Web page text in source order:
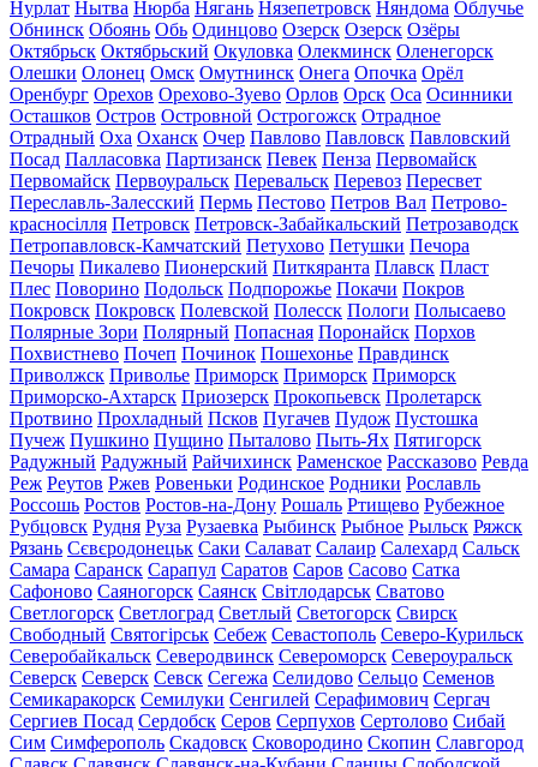
Нурлат Нытва Нюрба Нягань Нязепетровск Няндома Облучье
Обнинск Обоянь Обь Одинцово Озерск Озерск Озёры
Октябрьск Октябрьский Окуловка Олекминск Оленегорск
Олешки Олонец Омск Омутнинск Онега Опочка Орёл
Оренбург Орехов Орехово-Зуево Орлов Орск Оса Осинники
Осташков Остров Островной Острогожск Отрадное
Отрадный Оха Оханск Очер Павлово Павловск Павловский
Посад Палласовка Партизанск Певек Пенза Первомайск
Первомайск Первоуральск Перевальск Перевоз Пересвет
Переславль-Залесский Пермь Пестово Петров Вал Петрово-
красносілля Петровск Петровск-Забайкальский Петрозаводск
Петропавловск-Камчатский Петухово Петушки Печора
Печоры Пикалево Пионерский Питкяранта Плавск Пласт
Плес Поворино Подольск Подпорожье Покачи Покров
Покровск Покровск Полевской Полесск Пологи Полысаево
Полярные Зори Полярный Попасная Поронайск Порхов
Похвистнево Почеп Починок Пошехонье Правдинск
Приволжск Приволье Приморск Приморск Приморск
Приморско-Ахтарск Приозерск Прокопьевск Пролетарск
Протвино Прохладный Псков Пугачев Пудож Пустошка
Пучеж Пушкино Пущино Пыталово Пыть-Ях Пятигорск
Радужный Радужный Райчихинск Раменское Рассказово Ревда
Реж Реутов Ржев Ровеньки Родинское Родники Рославль
Россошь Ростов Ростов-на-Дону Рошаль Ртищево Рубежное
Рубцовск Рудня Руза Рузаевка Рыбинск Рыбное Рыльск Ряжск
Рязань Сєвєродонецьк Саки Салават Салаир Салехард Сальск
Самара Саранск Сарапул Саратов Саров Сасово Сатка
Сафоново Саяногорск Саянск Світлодарськ Сватово
Светлогорск Светлоград Светлый Светогорск Свирск
Свободный Святогірськ Себеж Севастополь Северо-Курильск
Северобайкальск Северодвинск Североморск Североуральск
Северск Северск Севск Сегежа Селидово Сельцо Семенов
Семикаракорск Семилуки Сенгилей Серафимович Сергач
Сергиев Посад Сердобск Серов Серпухов Сертолово Сибай
Сим Симферополь Скадовск Сковородино Скопин Славгород